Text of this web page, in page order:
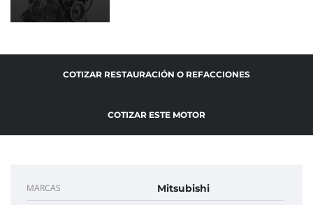
COTIZAR RESTAURACIÓN O REFACCIONES
COTIZAR ESTE MOTOR
MARCAS Mitsubishi